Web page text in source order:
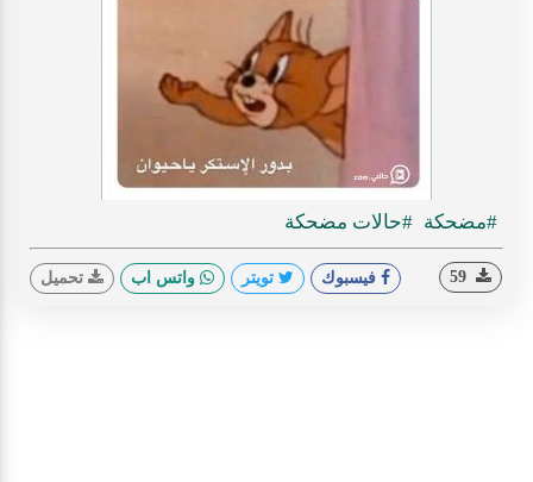
#مضحكة #حالات مضحكة
فيسبوك تويتر واتس اب تحميل